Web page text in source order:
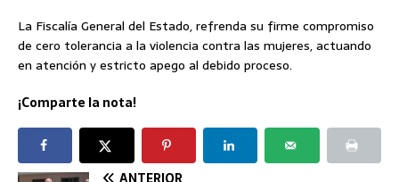
La Fiscalía General del Estado, refrenda su firme compromiso
de cero tolerancia a la violencia contra las mujeres, actuando
en atención y estricto apego al debido proceso.
¡Comparte la nota!